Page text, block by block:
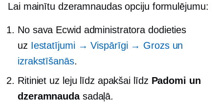
Lai mainītu dzeramnaudas opciju formulējumu:
No sava Ecwid administratora dodieties
uz Iestatījumi → Vispārīgi → Grozs un
izrakstīšanās.
Ritiniet uz leju līdz apakšai līdz Padomi un
dzeramnaudasadaļā.